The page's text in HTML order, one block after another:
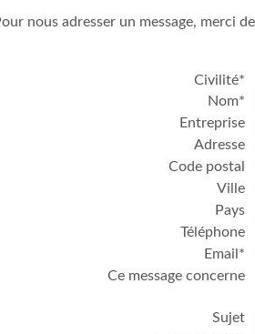
nous adresser un message, merci
Civilité*
Nom*
Entreprise
Adresse
Code postal
Ville
Pays
Téléphone
Email*
Ce message concerne
Sujet